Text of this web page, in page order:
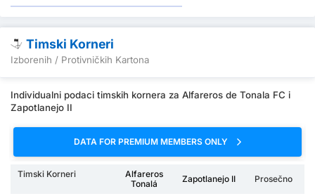
Timski Korneri
Izborenih / Protivničkih Kartona
Individualni podaci timskih kornera za Alfareros de Tonala FC i
Zapotlanejo II
DATA FOR PREMIUM MEMBERS ONLY
Timski Korneri
Alfareros
Tonalá
Zapotlanejo II Prosečno